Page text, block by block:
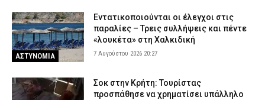
ΑΣΤΥΝΟΜΙΑ
Εντατικοποιούνται οι έλεγχοι στις
παραλίες – Τρεις συλλήψεις και πέντε
«λουκέτα» στη Χαλκιδική
7 Αυγούστου 2026 20:27
Σοκ στην Κρήτη: Τουρίστας
προσπάθησε να χρηματίσει υπάλληλο